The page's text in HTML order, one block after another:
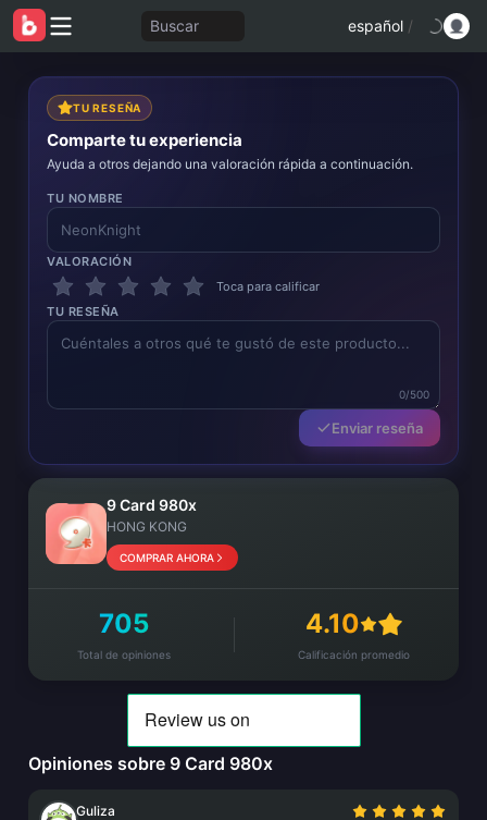
Buscar español /
TU RESEÑA
Comparte tu experiencia
Ayuda a otros dejando una valoración rápida a continuación.
TU NOMBRE
VALORACIÓN
Toca para calificar
TU RESEÑA
0/500
Enviar reseña
9 Card 980x
HONG KONG
COMPRAR AHORA
705
Total de opiniones
4.10
Calificación promedio
Opiniones sobre 9 Card 980x
Guliza